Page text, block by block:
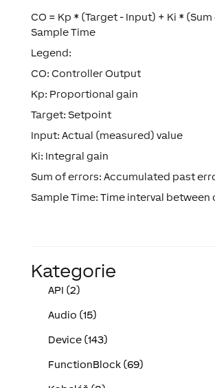
CO = Kp * (Target - Input) + Ki *
Sample Time
Legend:
CO: Controller Output
Kp: Proportional gain
Target: Setpoint
Input: Actual (measured) value
Ki: Integral gain
Sum of errors: Accumulated past
Sample Time: Time interval
Kategorie
API (2)
Audio (15)
Device (143)
FunctionBlock (69)